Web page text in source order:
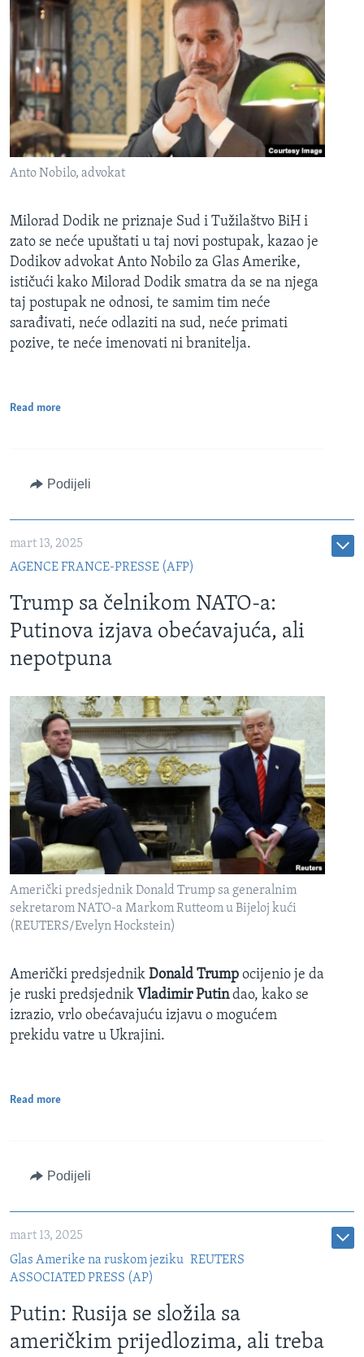
Anto Nobilo, advokat
Milorad Dodik ne priznaje Sud i Tužilaštvo BiH i
zato se neće upuštati u taj novi postupak, kazao je
Dodikov advokat Anto Nobilo za Glas Amerike,
ističući kako Milorad Dodik smatra da se na njega
taj postupak ne odnosi, te samim tim neće
sarađivati, neće odlaziti na sud, neće primati
pozive, te neće imenovati ni branitelja.
Read more
Podijeli
mart 13, 2025
AGENCE FRANCE-PRESSE (AFP)
Trump sa čelnikom NATO-a:
Putinova izjava obećavajuća, ali
nepotpuna
Američki predsjednik Donald Trump sa generalnim
sekretarom NATO-a Markom Rutteom u Bijeloj kući
(REUTERS/Evelyn Hockstein)
Američki predsjednik Donald Trump ocijenio je da
je ruski predsjednik Vladimir Putindao, kako se
izrazio, vrlo obećavajuću izjavu o mogućem
prekidu vatre u Ukrajini.
Read more
Podijeli
mart 13, 2025
Glas Amerike na ruskom jeziku REUTERS
ASSOCIATED PRESS (AP)
Putin: Rusija se složila sa
američkim prijedlozima, ali treba